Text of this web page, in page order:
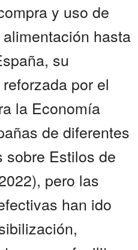
y uso de
hasta
su
por el
la Economía
de diferentes
sobre Estilos de
pero las
han ido